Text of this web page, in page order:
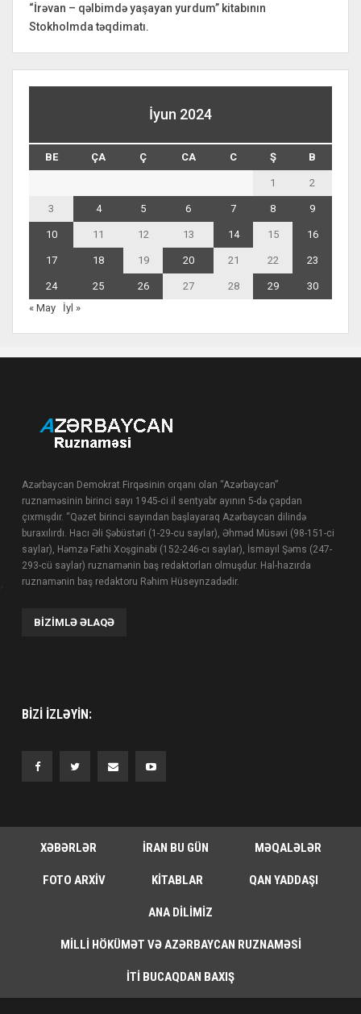
“İrəvan – qəlbimdə yaşayan yurdum” kitabının
Stokholmda təqdimatı.
İyun 2024
BE ÇA Ç CA C Ş B
1 2
3 4 5 6 7 8 9
10 11 12 13 14 15 16
17 18 19 20 21 22 23
24 25 26 27 28 29
30
« May
İyl »
Azərbaycan Demokrat Firqəsinin orqanı olan “Azərbaycan”
ruznaməsinin birinci sayı 1945-ci il sentyabr ayının 5-də çapdan
çıxmışdır. “Qəzet birinci sayından başlayaraq Azərbaycan dilində
buraxılırdı. Hacı Əli Şəbüstəri (1-29-cu saylar), Əhməd Müsəvi (98-151-ci
saylar), Həmzə Fəthi Xoşginabi (152-246-cı saylar), İsmayıl Şəms (247-
293-cü saylar) ruznamənin baş redaktorları olmuşdur. Hal-hazırda
ruznamənin baş redaktoru Rəhim Hüseynzadədir.
BIZIMLƏ ƏLAQƏ
BIZI IZLƏYIN:
XƏBƏRLƏR İRAN BU GÜN MƏQALƏLƏR
FOTO ARXIV KITABLAR QAN YADDAŞI
ANA DILIMIZ
MILLI HÖKÜMƏT VƏ AZƏRBAYCAN RUZNAMƏSI
İTI BUCAQDAN BAXIŞ